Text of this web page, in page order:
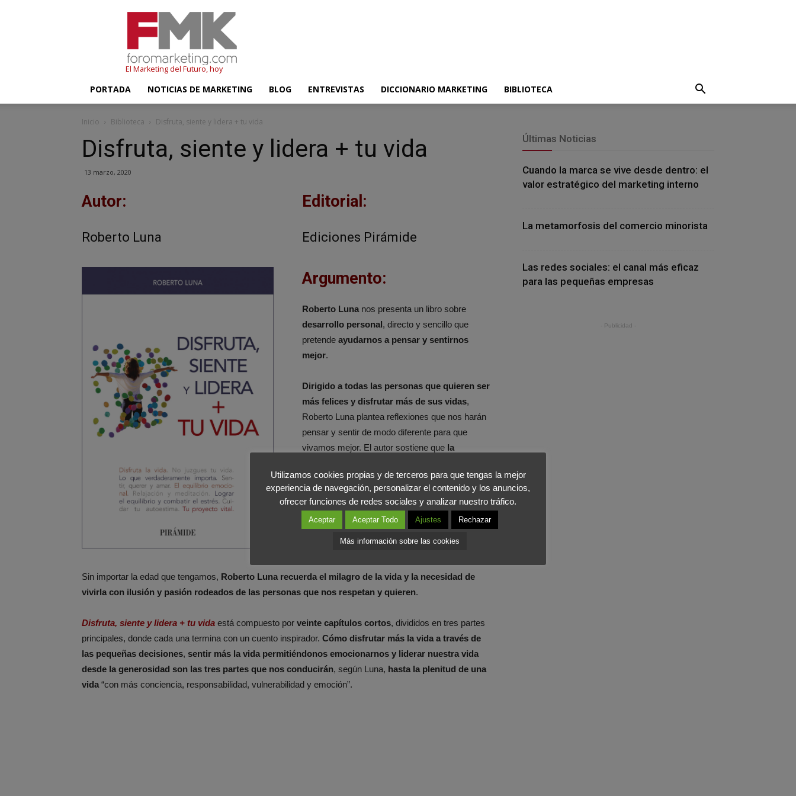
El Marketing del Futuro, hoy
PORTADA NOTICIAS DE MARKETING BLOG ENTREVISTAS DICCIONARIO MARKETING BIBLIOTECA
Inicio Biblioteca Disfruta, siente y lidera + tu vida
Disfruta, siente y lidera + tu vida
13 marzo, 2020
Autor:
Roberto Luna
Editorial:
Ediciones Pirámide
Argumento:
Roberto Luna nos presenta un libro sobre
desarrollo personal, directo y sencillo que
pretende ayudarnos a pensar y sentirnos
mejor.
Dirigido a todas las personas que quieren ser
más felices y disfrutar más de sus vidas,
Roberto Luna plantea reflexiones que nos harán
pensar y sentir de modo diferente para que
vivamos mejor. El autor sostiene que la
está dentro de todos nosotrosy no siempre la
utilizamos o sabemos realmente cómo utilizarla.
La cuestión es que normalmente no pensamos
en nuestras vidas con perspectiva y
el tiempo
pasa demasiado rápido.
Sin importar la edad que tengamos, Roberto Luna recuerda el milagro de la vida y la necesidad de
vivirla con ilusión y pasión rodeados de las personas que nos respetan y quieren.
Disfruta, siente y lidera + tu vida está compuesto por veinte capítulos cortos, divididos en tres partes
principales, donde cada una termina con un cuento inspirador. Cómo disfrutar más la vida a través de
las pequeñas decisiones, sentir más la vida permitiéndonos emocionarnos y liderar nuestra vida
desde la generosidad son las tres partes que nos conducirán, según Luna, hasta la plenitud de una
vida “con más conciencia, responsabilidad, vulnerabilidad y emoción”.
Últimas Noticias
Cuando la marca se vive desde dentro: el
valor estratégico del marketing interno
La metamorfosis del comercio minorista
Las redes sociales: el canal más eficaz
para las pequeñas empresas
- Publicidad -
Utilizamos cookies propias y de terceros para que tengas la mejor
experiencia de navegación, personalizar el contenido y los anuncios,
ofrecer funciones de redes sociales y analizar nuestro tráfico.
Aceptar Aceptar Todo Ajustes Rechazar
Más información sobre las cookies